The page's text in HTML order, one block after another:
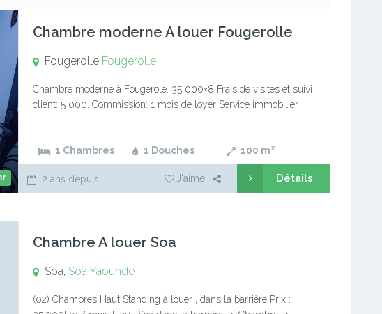
Chambre moderne A louer Fougerolle
Fougerolle Fougerolle
Chambre moderne à Fougerole. 35 000×8 Frais de visites et suivi
client: 5 000. Commission: 1 mois de loyer Service immobilier
1 Chambres 1 Douches 100 m²
2 ans depuis J'aime Détails
Chambre A louer Soa
Soa, Soa Yaoundé
(02) Chambres Haut Standing à louer , dans la barrière Prix :